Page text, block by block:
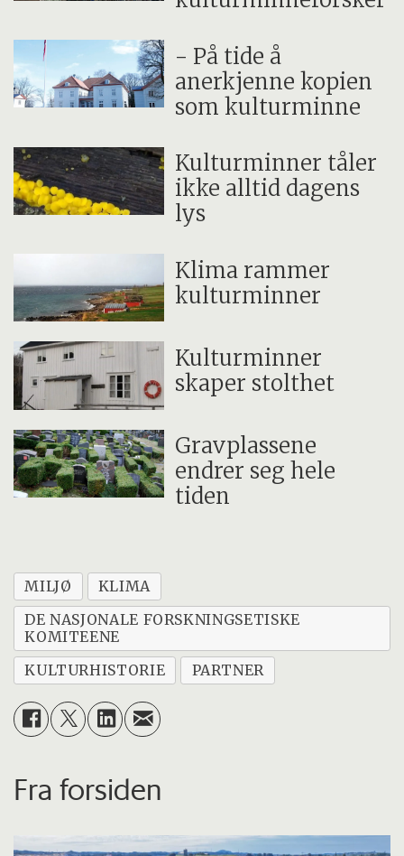
- På tide å
anerkjenne kopien
som kulturminne
Kulturminner tåler
ikke alltid dagens
lys
Klima rammer
kulturminner
Kulturminner
skaper stolthet
Gravplassene
endrer seg hele
tiden
MILJØ
KLIMA
DE NASJONALE FORSKNINGSETISKE
KOMITEENE
KULTURHISTORIE
PARTNER
Fra forsiden